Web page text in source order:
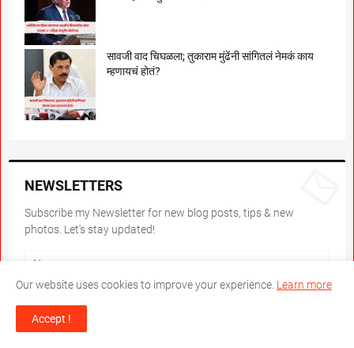
सावजी वाद चिघळला; तुकाराम मुंढेंनी सांगितलं नेमकं काय
म्हणायचं होतं?
NEWSLETTERS
Subscribe my Newsletter for new blog posts, tips & new
photos. Let's stay updated!
Our website uses cookies to improve your experience. Learn more
Accept !